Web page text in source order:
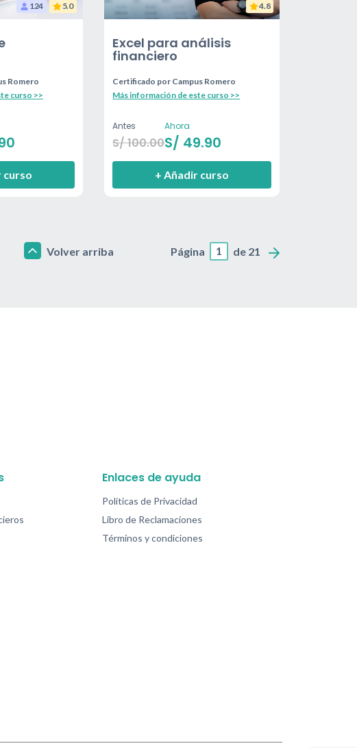
124 5.0
Romero
curso >>
curso
4.8
Excel para análisis
financiero
Certificado por Campus Romero
Más información de este curso >>
Antes
S/100.00
Ahora
S/ 49.90
+ Añadir curso
Volver arriba Página 1 de 21
Enlaces de ayuda
Políticas de Privacidad
Libro de Reclamaciones
Términos y condiciones